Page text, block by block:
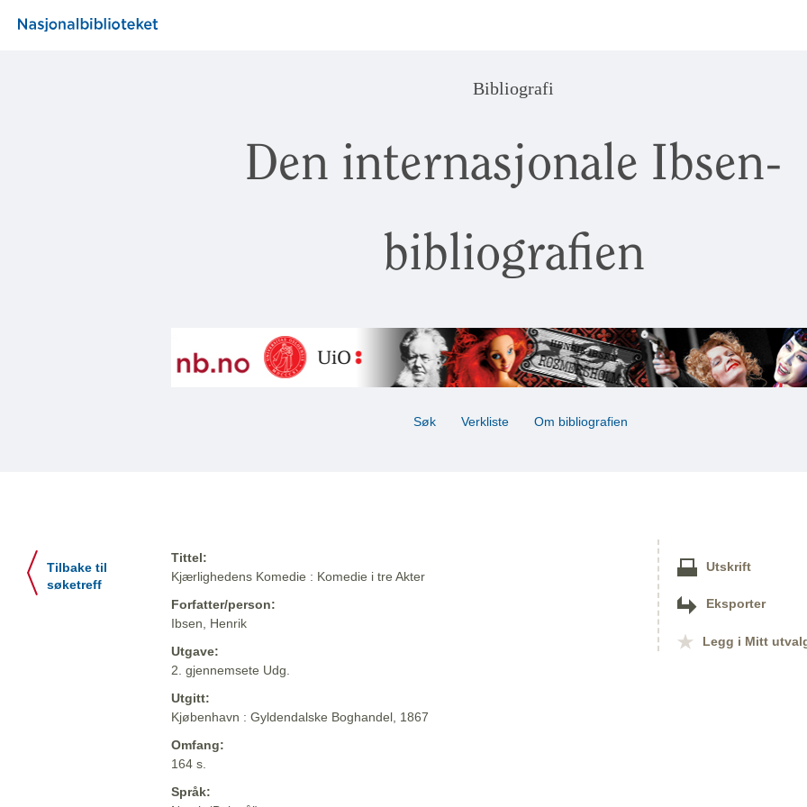
Bibliografi
Den internasjonale Ibsen-
bibliografien
Søk Verkliste Om bibliografien
Tilbake til
søketreff
Tittel:
Kjærlighedens Komedie : Komedie i tre Akter
Forfatter/person:
Ibsen, Henrik
Utgave:
2. gjennemsete Udg.
Utgitt:
Kjøbenhavn : Gyldendalske Boghandel, 1867
Omfang:
164 s.
Språk:
Utskrift
Eksporter
Legg i Mitt